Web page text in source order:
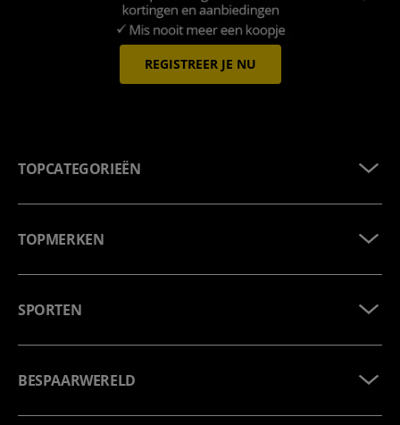
REGISTREER JE NU
TOPCATEGORIEËN
TOPMERKEN
SPORTEN
BESPAARWERELD